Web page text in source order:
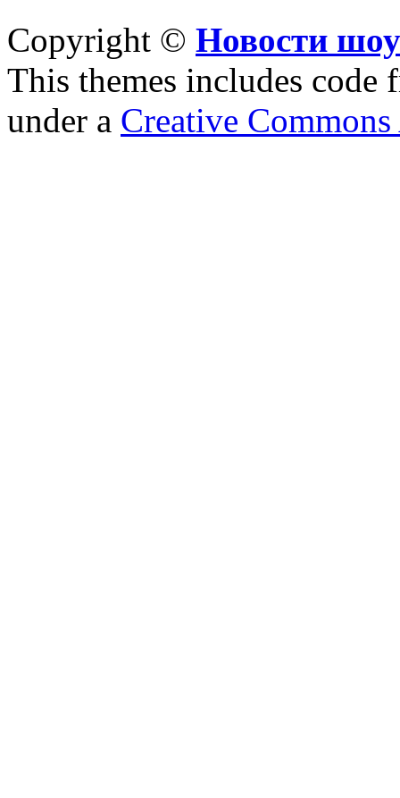
Copyright © Новости
This themes includes code
under a Creative